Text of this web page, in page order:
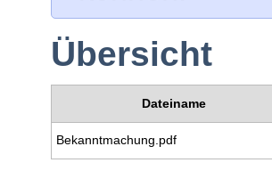
Übersicht
Dateiname
Bekanntmachung.pdf